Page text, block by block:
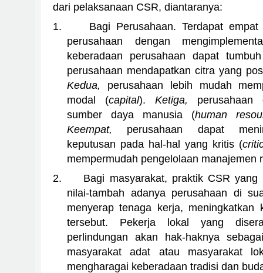
dari pelaksanaan CSR, diantaranya:
1.
Bagi Perusahaan. Terdapat
perusahaan dengan
keberadaan perusahaan dapat
perusahaan mendapatkan citra yang
Kedua, perusahaan lebih mudah
modal (capital). Ketiga, perusahaan
sumber daya manusia (human
Keempat, perusahaan dapat
keputusan pada hal-hal yang kritis (
mempermudah pengelolaan manajemen
2.
Bagi masyarakat, praktik CSR
nilai-tambah adanya perusahaan di
menyerap tenaga kerja, meningkatkan
tersebut. Pekerja lokal yang
perlindungan akan hak-haknya
masyarakat adat atau masyarakat
mengharagai keberadaan tradisi dan